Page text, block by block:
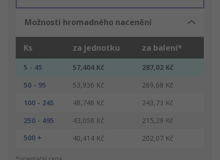
Možnosti hromadného nacenění
Ks za jednotku za balení*
5 - 45 57,404 Kč
287,02 Kč
50 - 95
53,936 Kč
269,68 Kč
100 - 245
48,746 Kč
243,73 Kč
250 - 495
43,058 Kč
215,29 Kč
500 +
40,414 Kč 202,07 Kč